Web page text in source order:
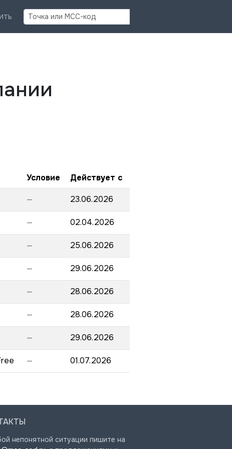
Найти
Условие
Действует с
— 23.06.2026
— 02.04.2026
— 25.06.2026
— 29.06.2026
— 28.06.2026
— 28.06.2026
— 29.06.2026
— 01.07.2026
непонятной ситуации пишите на